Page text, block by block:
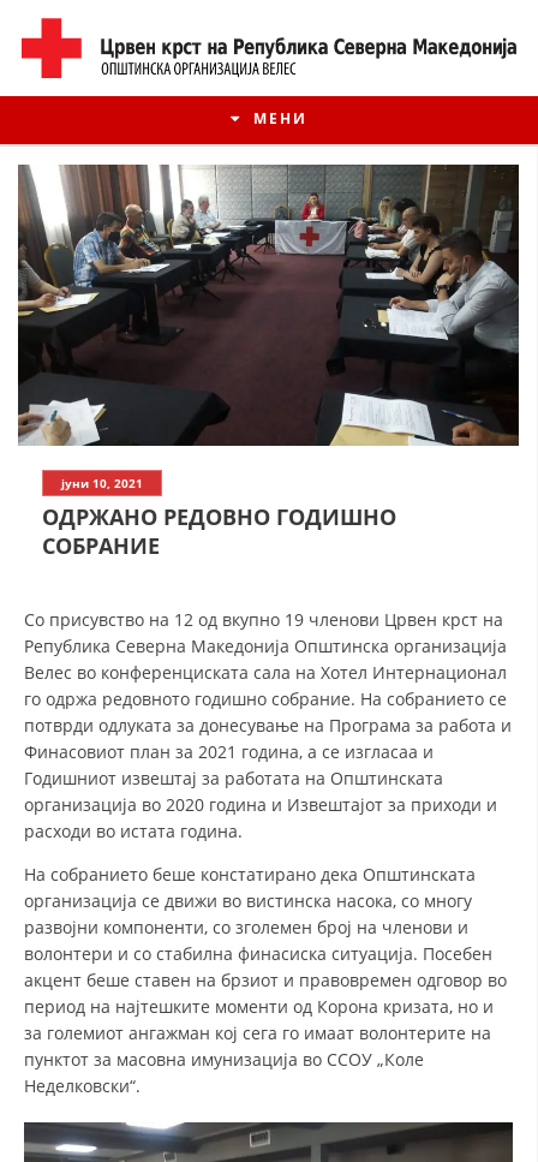
МЕНИ
ИСТОРИЈАТ НА ЦКРМ
СТРУКТУРА НА ОРГАНИЗАЦИЈАТА
ЧЛЕНСТВО ВО ПРОФЕСИОНАЛНИ ТЕЛА
ЗАКОН ЗА ЦКРМ
СТАТУТ НА ЦКРМ
ОРГАНИЗАЦИЈА И РАЗВОЈ
РАКОВОДЕН ОДБОР
СТРУКТУРА И ОРГАНИЗАЦИОНА ПОСТАВЕНОСТ
MЕЃУНАРОДНО ХУМАНИТАРНО ПРАВО
јуни 10, 2021
ОДРЖАНО РЕДОВНО ГОДИШНО
СОБРАНИЕ
Со присувство на 12 од вкупно 19 членови Црвен крст на
Република Северна Македонија Општинска организација
Велес во конференциската сала на Хотел Интернационал
го одржа редовното годишно собрание. На собранието се
потврди одлуката за донесување на Програма за работа и
Финасовиот план за 2021 година, а се изгласаа и
Годишниот извештај за работата на Општинската
организација во 2020 година и Извештајот за приходи и
расходи во истата година.
На собранието беше констатирано дека Општинската
организација се движи во вистинска насока, со многу
развојни компоненти, со зголемен број на членови и
волонтери и со стабилна финасиска ситуација. Посебен
акцент беше ставен на брзиот и правовремен одговор во
период на најтешките моменти од Корона кризата, но и
за големиот ангажман кој сега го имаат волонтерите на
пунктот за масовна имунизација во ССОУ „Коле
Неделковски“.